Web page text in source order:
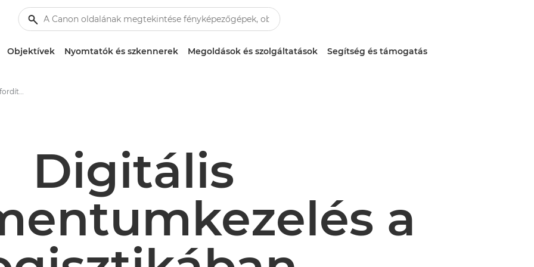
Objektívek Nyomtatók és szkennerek Megoldások és szolgáltatások Segítség és támogatás
Csökkentse logisztikára fordított költségeit a munkafolyamatok digitalizálásával.
Digitális
a